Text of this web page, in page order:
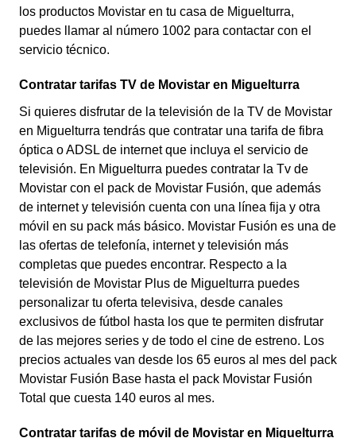
los productos Movistar en tu casa de Miguelturra,
puedes llamar al número 1002 para contactar con el
servicio técnico.
Contratar tarifas TV de Movistar en Miguelturra
Si quieres disfrutar de la televisión de la TV de Movistar
en Miguelturra tendrás que contratar una tarifa de fibra
óptica o ADSL de internet que incluya el servicio de
televisión. En Miguelturra puedes contratar la Tv de
Movistar con el pack de Movistar Fusión, que además
de internet y televisión cuenta con una línea fija y otra
móvil en su pack más básico. Movistar Fusión es una de
las ofertas de telefonía, internet y televisión más
completas que puedes encontrar. Respecto a la
televisión de Movistar Plus de Miguelturra puedes
personalizar tu oferta televisiva, desde canales
exclusivos de fútbol hasta los que te permiten disfrutar
de las mejores series y de todo el cine de estreno. Los
precios actuales van desde los 65 euros al mes del pack
Movistar Fusión Base hasta el pack Movistar Fusión
Total que cuesta 140 euros al mes.
Contratar tarifas de móvil de Movistar en Miguelturra